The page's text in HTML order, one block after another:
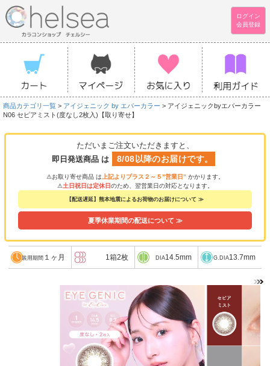
ログイン
会員登録
商品カテゴリ一覧 > アイジェニック by エバーカラー > アイジェニックbyエバーカラー
N06 セピアミスト(度なし2枚入)【取り寄せ】
ただいまご注文いただきますと、
即日発送商品 は
8/08以降のお届けです。
⚠お取り寄せ商品 は 上記よりプラス２～５”営業日” かかります。
⚠土日祝日は定休日のため、翌営業日の対応となります。
【配送遅延】熊本地震によるお荷物のお届けについて ≫
夏季休業期間の配送について ≫
装用期間 １ヶ月 1箱2枚 DIA14.5mm G.DIA13.7mm